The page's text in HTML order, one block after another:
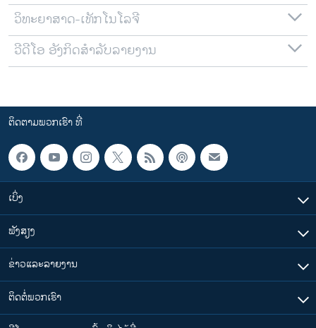
ວິທະຍາສາດ-ເທັກໂນໂລຈີ
ວີດີໂອ ອັງກິດສຳລັບລາຍງານ
ຕິດຕາມພວກເຮົາ ທີ່
ເບິ່ງ
ຟັງສຽງ
ຂ່າວແລະລາຍງານ
ຕິດຕໍ່ພວກເຮົາ